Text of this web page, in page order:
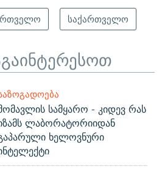
საქართველო
სამყარო - კიდევ რას
ლაბორატორიიდან
ხელოვნური